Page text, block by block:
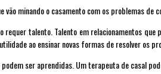
minando o casamento com os problemas de
talento. Talento em relacionamentos
ao ensinar novas formas de resolver os
ser aprendidas. Um terapeuta de casal